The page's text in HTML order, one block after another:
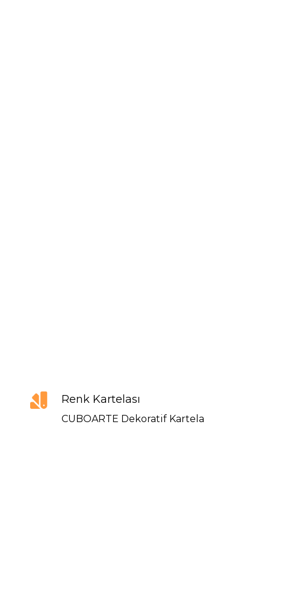
Renk Kartelası
CUBOARTE Dekoratif Kartela